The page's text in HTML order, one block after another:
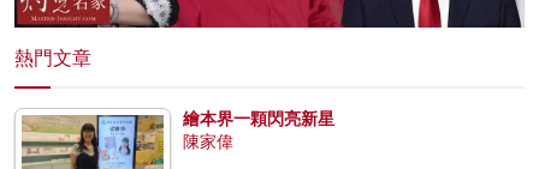
熱門文章
繪本界一顆閃亮新星
陳家偉